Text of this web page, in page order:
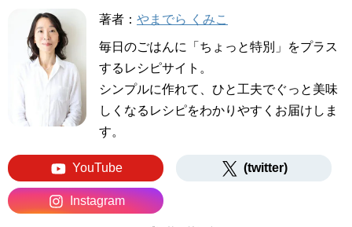
著者： やまでら くみこ
毎日のごはんに「ちょっと特別」をプラス
するレシピサイト。
シンプルに作れて、ひと工夫でぐっと美味
しくなるレシピをわかりやすくお届けしま
す。
YouTube (twitter)
Instagram